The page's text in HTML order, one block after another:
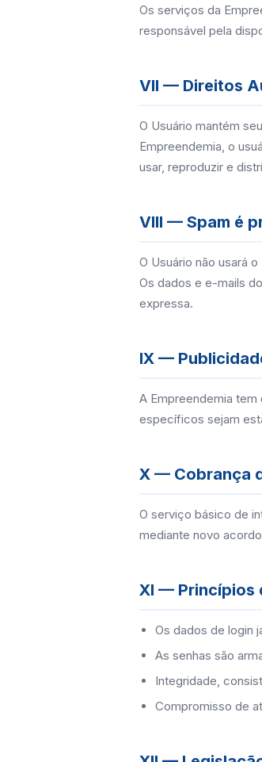
Os serviços da
responsável pela
VII — Direitos
O Usuário mantém
Empreendemia, o
usar, reproduzir e
VIII — Spam é
O Usuário não usará
Os dados e e-mails
expressa.
IX —
A Empreendemia
específicos sejam
X — Cobrança
O serviço básico de
mediante novo
XI — Princípios
Os dados de login
As senhas são
Integridade,
Compromisso de